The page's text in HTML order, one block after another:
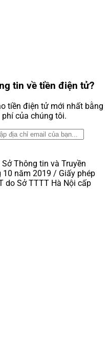
tin về tiền điện tử?
tiền điện tử mới nhất bằng
của chúng tôi.
Thông tin và Truyền
năm 2019 / Giấy phép
do Sở TTTT Hà Nội cấp